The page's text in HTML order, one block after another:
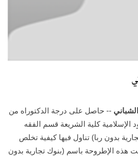
-- حاصل على درجة الدكتوراه من
الإسلامية كلية الشريعة قسم الفقه
بدون ربا) تناول فيها كيفية تخلص
هذه الإطروحة باسم (بنوك تجارية بدون